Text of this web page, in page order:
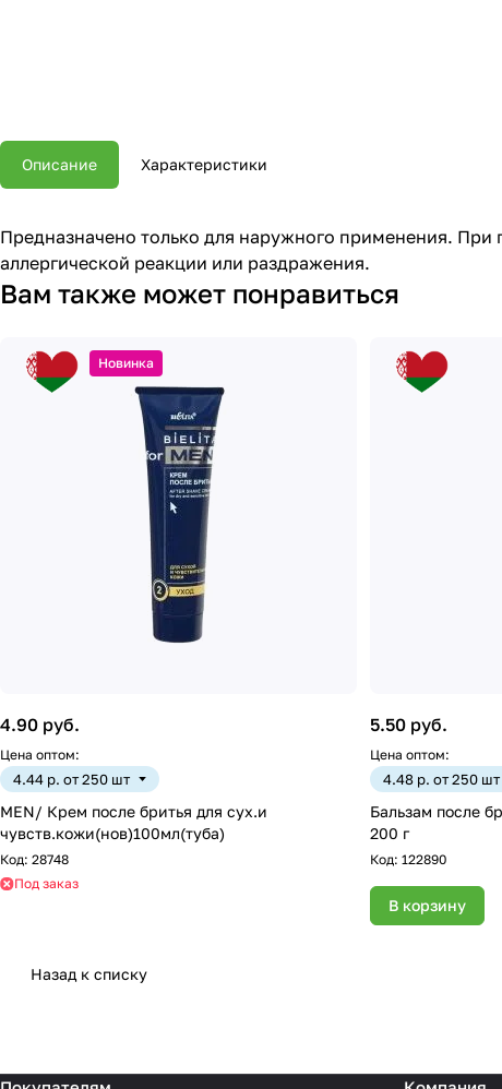
Описание Характеристики
Предназначено только для наружного применения. При
аллергической реакции или раздражения.
Вам также может понравиться
Новинка
4.90 руб.
Цена оптом:
4.44 р. от 250 шт
МЕN/ Крем после бритья для сух.и
чувств.кожи(нов)100мл(туба)
Код: 28748
Под заказ
5.50 руб.
Цена оптом:
4.48 р. от 250 шт
Бальзам после
200 г
Код: 122890
В корзину
Назад к списку